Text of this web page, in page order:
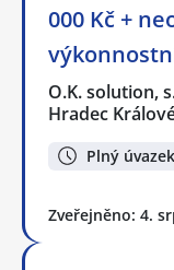
000 Kč +
O.K. solution,
Hradec
Plný úvazek
Zveřejněno: 4.